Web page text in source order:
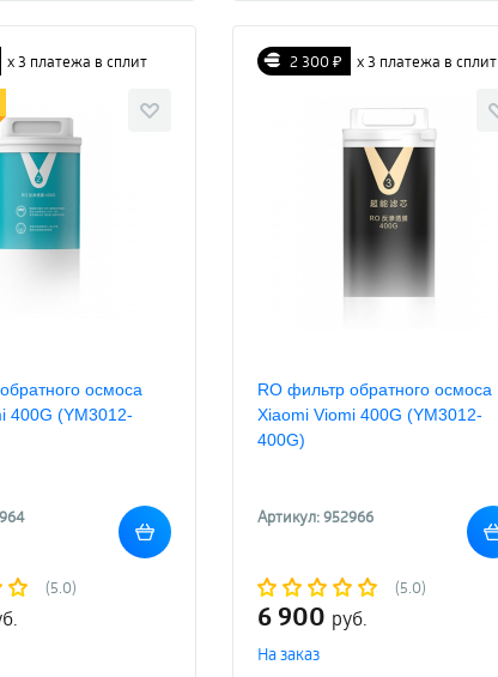
х 3 платежа в сплит
осмоса
400G (YM3012-
(5.0)
2 300 ₽ х 3 платежа в сплит
RO фильтр обратного осмоса
Xiaomi Viomi 400G (YM3012-
400G)
Артикул: 952966
(5.0)
6 900 руб.
На заказ